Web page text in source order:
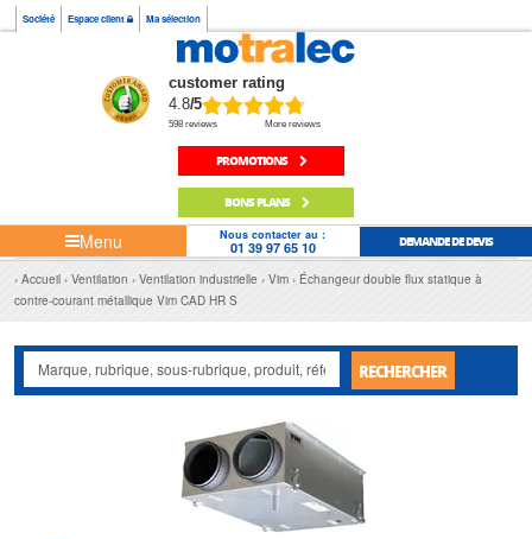
Société Espace client Ma sélection
customer rating
4.8/5
598 reviews More reviews
PROMOTIONS
BONS PLANS
Menu Nous contacter au :
01 39 97 65 10 DEMANDE DE DEVIS
Accueil Ventilation Ventilation industrielle Vim
Échangeur double flux statique à
contre-courant métallique Vim CAD HR S
RECHERCHER